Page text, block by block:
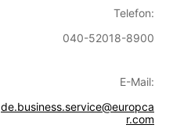
Telefon:
040-52018-8900
E-Mail:
de.business.service@europca
r.com